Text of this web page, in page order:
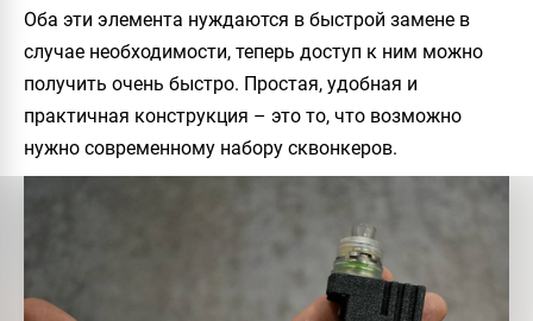
Оба эти элемента нуждаются в быстрой замене в
случае необходимости, теперь доступ к ним можно
получить очень быстро. Простая, удобная и
практичная конструкция – это то, что возможно
нужно современному набору сквонкеров.